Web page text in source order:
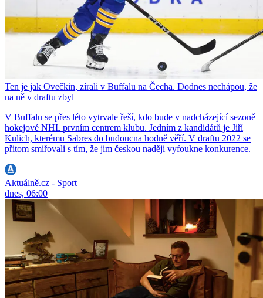
Ten je jak Ovečkin, zírali v Buffalu na Čecha. Dodnes nechápou, že
na ně v draftu zbyl
V Buffalu se přes léto vytrvale řeší, kdo bude v nadcházející sezoně
hokejové NHL prvním centrem klubu. Jedním z kandidátů je Jiří
Kulich, kterému Sabres do budoucna hodně věří. V draftu 2022 se
přitom smiřovali s tím, že jim českou naději vyfoukne konkurence.
Aktuálně.cz - Sport
dnes, 06:00